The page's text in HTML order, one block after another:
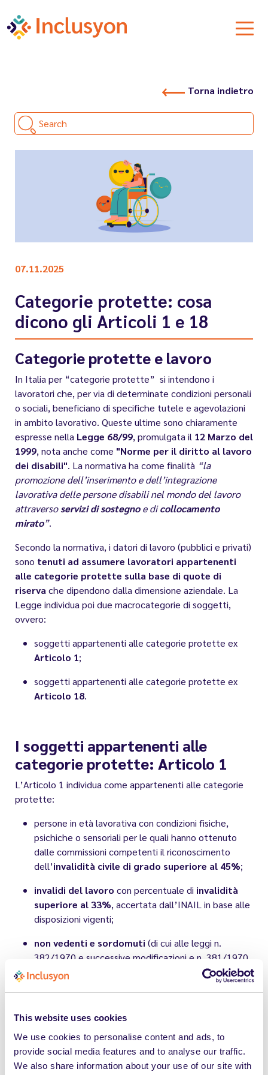
This website uses cookies
We use cookies to personalise content and ads, to
provide social media features and to analyse our traffic.
We also share information about your use of our site with
Torna indietro
Search
07.11.2025
Categorie protette: cosa
dicono gli Articoli 1 e 18
Categorie protette e lavoro
In Italia per “categorie protette” si intendono i
lavoratori che, per via di determinate condizioni personali
o sociali, beneficiano di specifiche tutele e agevolazioni
in ambito lavorativo. Queste ultime sono chiaramente
espresse nella Legge 68/99, promulgata il 12 Marzo del
1999, nota anche come "Norme per il diritto al lavoro
dei disabili". La normativa ha come finalità “la
promozione dell’inserimento e dell’integrazione
lavorativa delle persone disabili nel mondo del lavoro
attraversoservizi di sostegnoe dicollocamento
mirato”.
Secondo la normativa, i datori di lavoro (pubblici e privati)
sono tenuti ad assumere lavoratori appartenenti
alle categorie protette sulla base di quote di
riserva che dipendono dalla dimensione aziendale. La
Legge individua poi due macrocategorie di soggetti,
ovvero:
soggetti appartenenti alle categorie protette ex
Articolo 1;
soggetti appartenenti alle categorie protette ex
Articolo 18.
I soggetti appartenenti alle
categorie protette: Articolo 1
L’Articolo 1 individua come appartenenti alle categorie
protette:
persone in età lavorativa con condizioni fisiche,
psichiche o sensoriali per le quali hanno ottenuto
dalle commissioni competenti il riconoscimento
dell’invalidità civile di grado superiore al 45%;
invalidi del lavoro con percentuale di invalidità
superiore al 33%, accertata dall’INAIL in base alle
disposizioni vigenti;
non vedenti e sordomuti (di cui alle leggi n.
382/1970 e successive modificazioni e n. 381/1970
e successive modificazioni);
invalidi di guerra, invalidi civili di guerrae
I soggetti appartenenti alle